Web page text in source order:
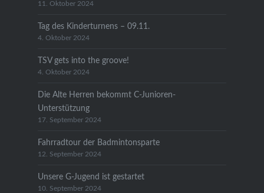
11. Oktober 2024
Tag des Kinderturnens – 09.11.
4. Oktober 2024
TSV gets into the groove!
4. Oktober 2024
Die Alte Herren bekommt C-Junioren-
Unterstützung
17. September 2024
Fahrradtour der Badmintonsparte
12. September 2024
Unsere G-Jugend ist gestartet
10. September 2024